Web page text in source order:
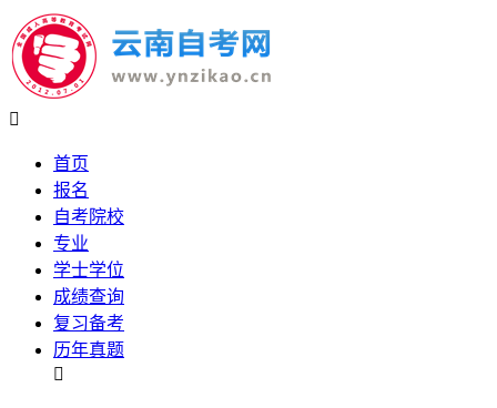

首页
报名
自考院校
专业
学士学位
成绩查询
复习备考
历年真题
